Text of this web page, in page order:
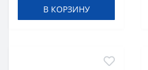
В КОРЗИНУ